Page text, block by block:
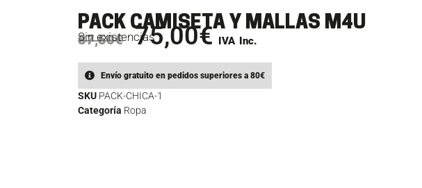
PACK CAMISETA Y MALLAS M4U
87,50€ 75,00€ IVA Inc.
Sin existencias
Envío gratuito en pedidos superiores a 80€
SKU PACK-CHICA-1
Categoría Ropa